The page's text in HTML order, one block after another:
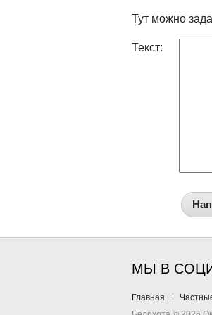
Тут можно
Текст:
МЫ В
Главная